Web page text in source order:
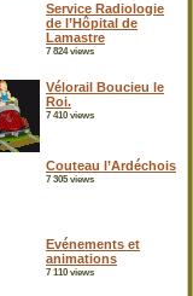
Service Radiologie
de l’Hôpital de
Lamastre
7 824 views
Vélorail Boucieu le
Roi.
7 410 views
Couteau l’Ardéchois
7 305 views
Evénements et
animations
7 110 views